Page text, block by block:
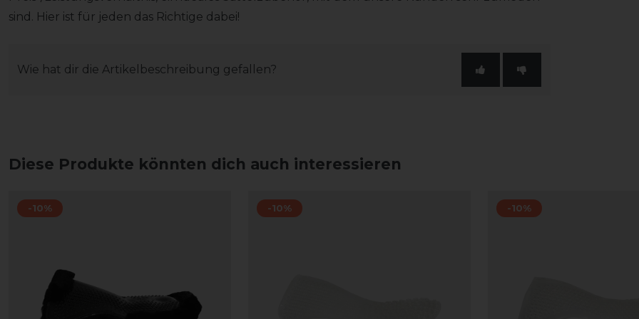
sind. Hier ist für jeden das Richtige dabei!
Wie hat dir die Artikelbeschreibung gefallen?
Diese Produkte könnten dich auch interessieren
-10% -10% -10%